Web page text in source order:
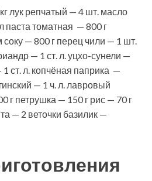
лук репчатый — 4 шт. масло
паста томатная — 800 г
— 800 г перец чили — 1 шт.
— 1 ст. л. уцхо-сунели —
1 ст. л. копчёная паприка —
— 1 ч. л. лавровый
г петрушка — 150 г рис — 70 г
— 2 веточки базилик —